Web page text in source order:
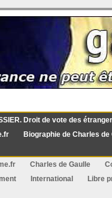
Droit de vote des
Biographie de Charles de
Charles de Gaulle
International Libre